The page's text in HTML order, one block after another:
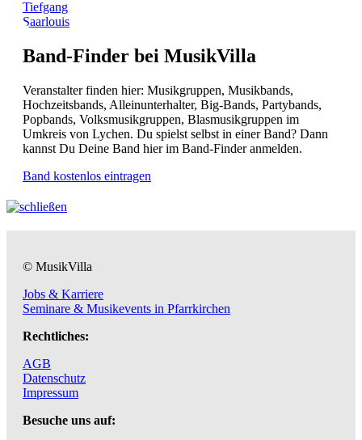
Tiefgang
Saarlouis
Band-Finder bei MusikVilla
Veranstalter finden hier: Musikgruppen, Musikbands,
Hochzeitsbands, Alleinunterhalter, Big-Bands, Partybands,
Popbands, Volksmusikgruppen, Blasmusikgruppen im
Umkreis von Lychen. Du spielst selbst in einer Band? Dann
kannst Du Deine Band hier im Band-Finder anmelden.
Band kostenlos eintragen
© MusikVilla
Jobs & Karriere
Seminare & Musikevents in Pfarrkirchen
Rechtliches:
AGB
Datenschutz
Impressum
Besuche uns auf: